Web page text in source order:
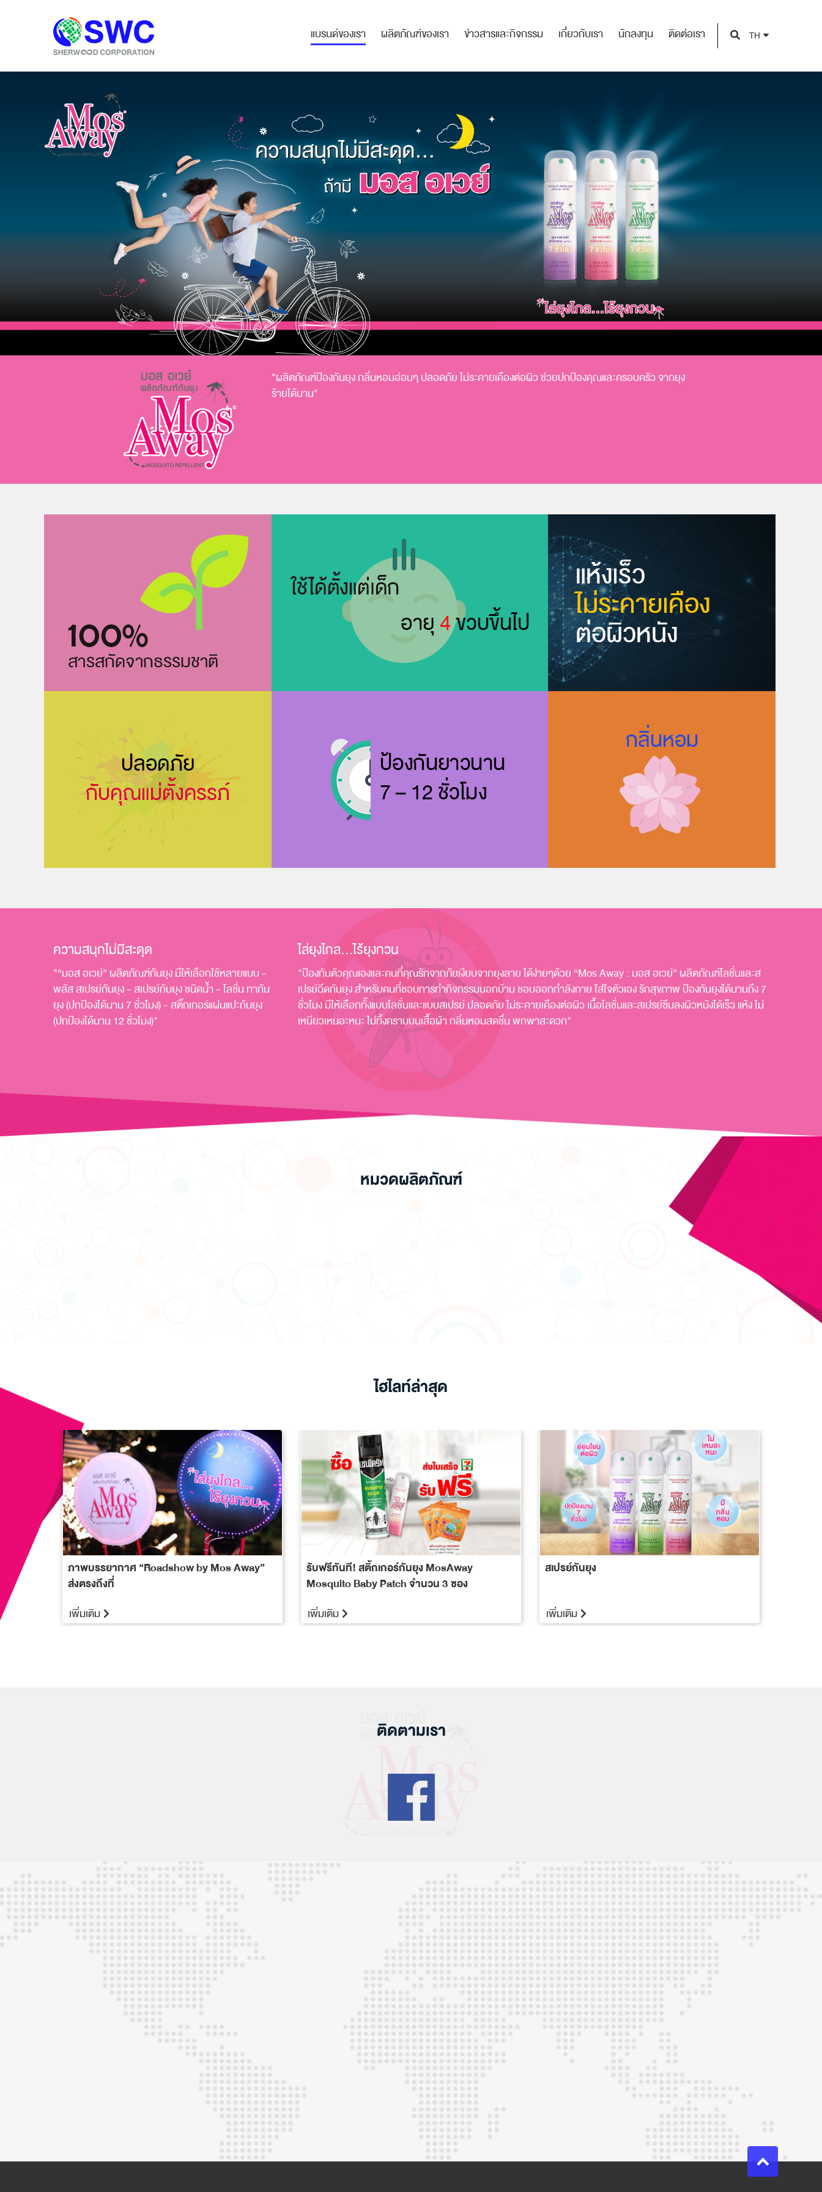
แบรนด์ของเรา
ผลิตภัณฑ์ของเรา
ข่าวสารและกิจกรรม
เกี่ยวกับเรา
นักลงทุน
ติดต่อเรา
TH
"ผลิตภัณฑ์ป้องกันยุง กลิ่นหอมอ่อนๆ ปลอดภัย ไม่ระคายเคืองต่อผิว ช่วยปกป้องคุณและครอบครัว จากยุง
ร้ายได้นาน"
ความสนุกไม่มีสะดุด
"“มอส อเวย์” ผลิตภัณฑ์กันยุง มีให้เลือกใช้หลายแบบ -
พลัส สเปรย์กันยุง - สเปรย์กันยุง ชนิดน้ำ - โลชั่น ทากัน
ยุง (ปกป้องได้นาน 7 ชั่วโมง) - สติ๊กเกอร์แผ่นแปะกันยุง
(ปกป้องได้นาน 12 ชั่วโมง)"
ไล่ยุงไกล...ไร้ยุงกวน
"ป้องกันตัวคุณเองและคนที่คุณรักจากภัยเงียบจากยุงลาย ได้ง่ายๆด้วย “Mos Away : มอส อเวย์” ผลิตภัณฑ์โลชั่นและส
เปรย์ฉีดกันยุง สำหรับคนที่ชอบการทำกิจกรรมนอกบ้าน ชอบออกกำลังกาย ใส่ใจตัวเอง รักสุขภาพ ป้องกันยุงได้นานถึง 7
ชั่วโมง มีให้เลือกทั้งแบบโลชั่นและแบบสเปรย์ ปลอดภัย ไม่ระคายเคืองต่อผิว เนื้อโลชั่นและสเปรย์ซึมลงผิวหนังได้เร็ว แห้ง ไม่
เหนียวเหนอะหนะ ไม่ทิ้งคราบบนเสื้อผ้า กลิ่นหอมสดชื่น พกพาสะดวก"
หมวดผลิตภัณฑ์
ไฮไลท์ล่าสุด
ภาพบรรยากาศ “Roadshow by Mos Away”
ส่งตรงถึงที่
เพิ่มเติม
รับฟรีทันที! สติ้กเกอร์กันยุง MosAway
Mosquito Baby Patch จำนวน 3 ซอง
เพิ่มเติม
สเปรย์กันยุง
เพิ่มเติม
ติดตามเรา